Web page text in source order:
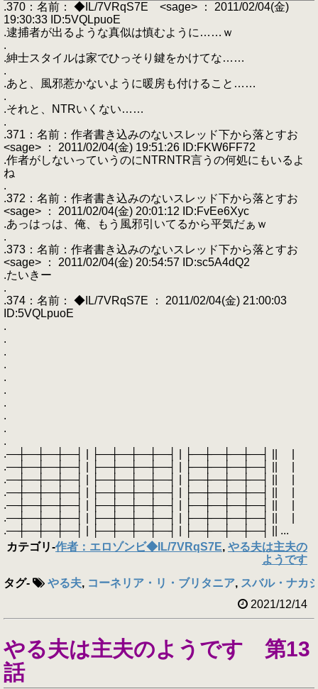
.370：名前： ◆IL/7VRqS7E <sage> ： 2011/02/04(金)
19:30:33 ID:5VQLpuoE
.逮捕者が出るような真似は慎むように……ｗ
.
.紳士スタイルは家でひっそり鍵をかけてな……
.
.あと、風邪惹かないように暖房も付けること……
.
.それと、NTRいくない……
.
.371：名前：作者書き込みのないスレッド下から落とすお
<sage> ： 2011/02/04(金) 19:51:26 ID:FKW6FF72
.作者がしないっていうのにNTRNTR言うの何処にもいるよ
ね
.
.372：名前：作者書き込みのないスレッド下から落とすお
<sage> ： 2011/02/04(金) 20:01:12 ID:FvEe6Xyc
.あっはっは、俺、もう風邪引いてるから平気だぁｗ
.
.373：名前：作者書き込みのないスレッド下から落とすお
<sage> ： 2011/02/04(金) 20:54:57 ID:sc5A4dQ2
.たいきー
.
.374：名前： ◆IL/7VRqS7E ： 2011/02/04(金) 21:00:03
ID:5VQLpuoE
.
.
.
.
.
.
.
.
.
.
.―┼―┼―┼―┤ | ├―┼―┼―┼―┤ | ├―┼―┼―┼―┤ || |
.―┼―┼―┼―┤ | ├―┼―┼―┼―┤ | ├―┼―┼―┼―┤ || |
.―┼―┼―┼―┤ | ├―┼―┼―┼―┤ | ├―┼―┼―┼―┤ || |
.―┼―┼―┼―┤ | ├―┼―┼―┼―┤ | ├―┼―┼―┼―┤ || |
.―┼―┼―┼―┤ | ├―┼―┼―┼―┤ | ├―┼―┼―┼―┤ || |
.―┼―┼―┼―┤ | ├―┼―┼―┼―┤ | ├―┼―┼―┼―┤ || |
.―┼―┼―┼―┤ | ├―┼―┼―┼―┤ | ├―┼―┼―┼―┤ || ...
カテゴリ-作者：エロゾンビ◆IL/7VRqS7E, やる夫は主夫の
ようです
タグ- やる夫, コーネリア・リ・ブリタニア, スバル・ナカ
2021/12/14
やる夫は主夫のようです 第13
話